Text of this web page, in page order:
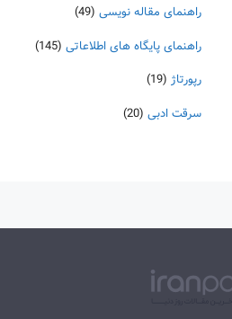
راهنمای مقاله نویسی (49)
راهنمای پایگاه های اطلاعاتی (145)
رپورتاژ (19)
سرقت ادبی (20)